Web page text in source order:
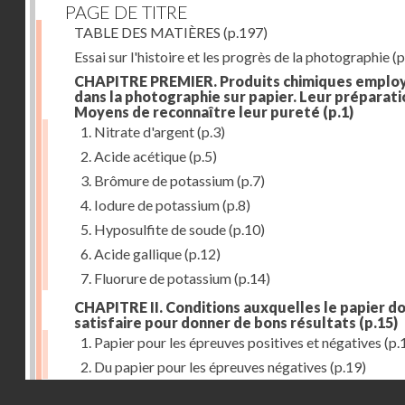
PAGE DE TITRE
TABLE DES MATIÈRES (p.197)
Essai sur l'histoire et les progrès de la photographie
CHAPITRE PREMIER. Produits chimiques
dans la photographie sur papier. Leur
Moyens de reconnaître leur pureté (p.1)
1. Nitrate d'argent(p.3)
2. Acide acétique(p.5)
3. Brômure de potassium(p.7)
4. Iodure de potassium(p.8)
5. Hyposulfite de soude(p.10)
6. Acide gallique(p.12)
7. Fluorure de potassium(p.14)
CHAPITRE II. Conditions auxquelles le papier
satisfaire pour donner de bons résultats (p.15)
1. Papier pour les épreuves positives et négatives
2. Du papier pour les épreuves négatives (p.19)